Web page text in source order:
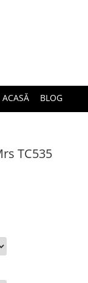
ACASĂ BLOG
TC535